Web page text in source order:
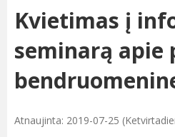
Kvietimas į
seminarą apie
Atnaujinta: 2019-07-25